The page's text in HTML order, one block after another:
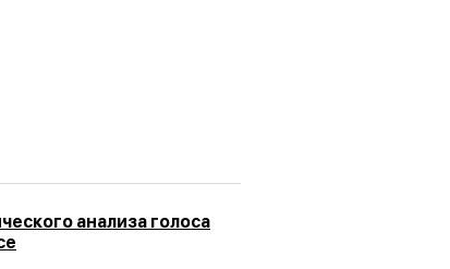
анализа голоса